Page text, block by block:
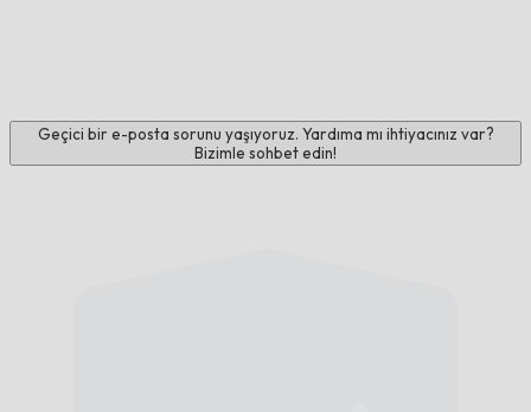
Geçici bir e-posta sorunu yaşıyoruz. Yardıma mı ihtiyacınız var?
Bizimle sohbet edin!